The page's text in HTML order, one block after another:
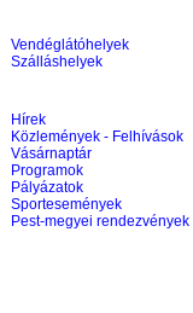
Vendéglátóhelyek
Szálláshelyek
Hírek
Közlemények - Felhívások
Vásárnaptár
Programok
Pályázatok
Sportesemények
Pest-megyei rendezvények